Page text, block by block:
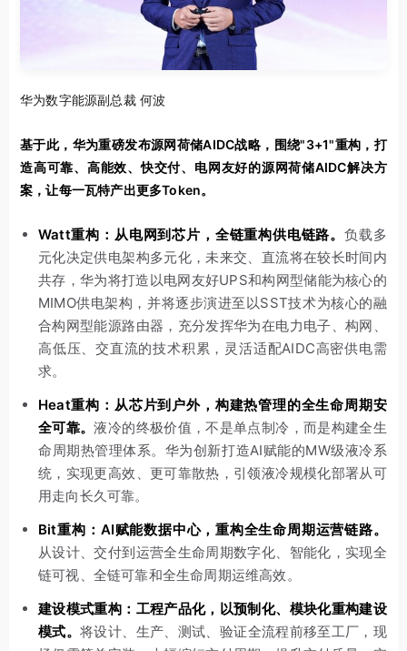
华为数字能源副总裁 何波
基于此，华为重磅发布源网荷储AIDC战略，围绕"3+1"重构，打
造高可靠、高能效、快交付、电网友好的源网荷储AIDC解决方
案，让每一瓦特产出更多Token。
Watt重构：从电网到芯片，全链重构供电链路。负载多
元化决定供电架构多元化，未来交、直流将在较长时间内
共存，华为将打造以电网友好UPS和构网型储能为核心的
MIMO供电架构，并将逐步演进至以SST技术为核心的融
合构网型能源路由器，充分发挥华为在电力电子、构网、
高低压、交直流的技术积累，灵活适配AIDC高密供电需
求。
Heat重构：从芯片到户外，构建热管理的全生命周期安
全可靠。液冷的终极价值，不是单点制冷，而是构建全生
命周期热管理体系。华为创新打造AI赋能的MW级液冷系
统，实现更高效、更可靠散热，引领液冷规模化部署从可
用走向长久可靠。
Bit重构：AI赋能数据中心，重构全生命周期运营链路。
从设计、交付到运营全生命周期数字化、智能化，实现全
链可视、全链可靠和全生命周期运维高效。
建设模式重构：工程产品化，以预制化、模块化重构建设
模式。将设计、生产、测试、验证全流程前移至工厂，现